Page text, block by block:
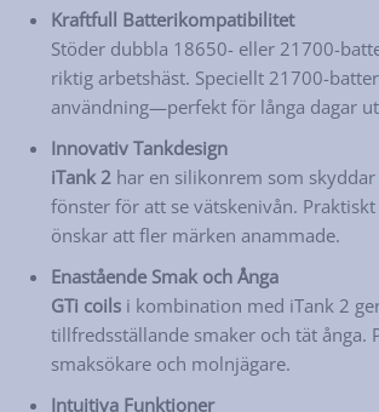
Kraftfull Batterikompatibilitet
Stöder dubbla 18650- eller 21700-
riktig arbetshäst. Speciellt 21700-
användning—perfekt för långa dagar
Innovativ Tankdesign
iTank 2 har en silikonrem som
fönster för att se vätskenivån.
önskar att fler märken anammade.
Enastående Smak och Ånga
GTi coils i kombination med iTank 2
tillfredsställande smaker och tät ånga.
smaksökare och molnjägare.
Intuitiva Funktioner